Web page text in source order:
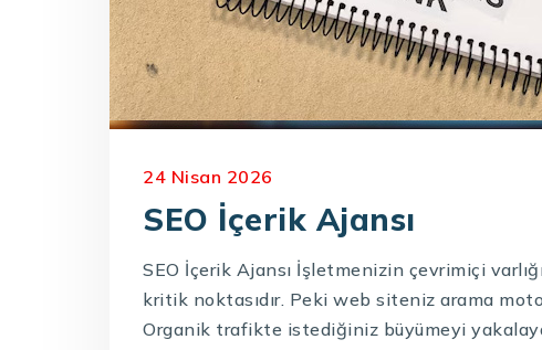
24 Nisan 2026
SEO İçerik Ajansı
SEO İçerik Ajansı İşletmenizin çevrimiçi
kritik noktasıdır. Peki web siteniz arama
Organik trafikte istediğiniz büyümeyi